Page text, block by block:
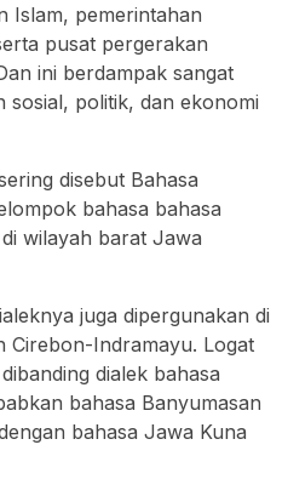
Islam, pemerintahan
pusat pergerakan
ini berdampak sangat
sosial, politik, dan ekonomi
disebut Bahasa
bahasa bahasa
wilayah barat Jawa
juga dipergunakan di
Cirebon-Indramayu. Logat
dialek bahasa
bahasa Banyumasan
bahasa Jawa Kuna